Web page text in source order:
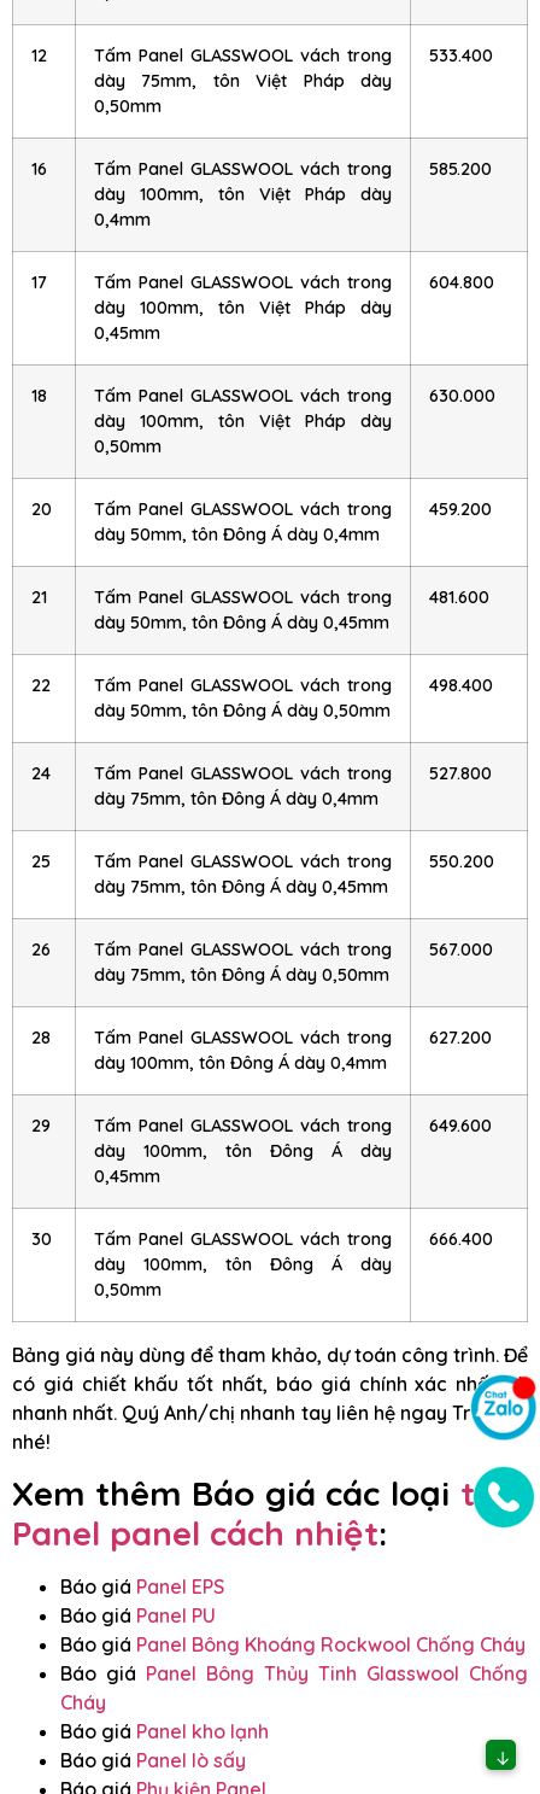
12
Tấm Panel GLASSWOOL vách trong
dày 75mm, tôn Việt Pháp dày
0,50mm
533.400
16
Tấm Panel GLASSWOOL vách trong
dày 100mm, tôn Việt Pháp dày
0,4mm
585.200
17
Tấm Panel GLASSWOOL vách trong
dày 100mm, tôn Việt Pháp dày
0,45mm
604.800
18
Tấm Panel GLASSWOOL vách trong
dày 100mm, tôn Việt Pháp dày
0,50mm
630.000
20
Tấm Panel GLASSWOOL vách trong
dày 50mm, tôn Đông Á dày 0,4mm
459.200
21
Tấm Panel GLASSWOOL vách trong
dày 50mm, tôn Đông Á dày 0,45mm
481.600
22
Tấm Panel GLASSWOOL vách trong
dày 50mm, tôn Đông Á dày 0,50mm
498.400
24
Tấm Panel GLASSWOOL vách trong
dày 75mm, tôn Đông Á dày 0,4mm
527.800
25
Tấm Panel GLASSWOOL vách trong
dày 75mm, tôn Đông Á dày 0,45mm
550.200
26
Tấm Panel GLASSWOOL vách trong
dày 75mm, tôn Đông Á dày 0,50mm
567.000
28
Tấm Panel GLASSWOOL vách trong
dày 100mm, tôn Đông Á dày 0,4mm
627.200
29
Tấm Panel GLASSWOOL vách trong
dày 100mm, tôn Đông Á dày
0,45mm
649.600
30
Tấm Panel GLASSWOOL vách trong
dày 100mm, tôn Đông Á dày
0,50mm
666.400
Bảng giá này dùng để tham khảo, dự toán công trình. Để
có giá chiết khấu tốt nhất, báo giá chính xác nhất và
nhanh nhất. Quý Anh/chị nhanh tay liên hệ ngay Triệu Hổ
nhé!
Xem thêm Báo giá các loại tấm
Panel panel cách nhiệt:
Báo giá Panel EPS
Báo giá Panel PU
Báo giá Panel Bông Khoáng Rockwool Chống Cháy
Báo giá Panel Bông Thủy Tinh Glasswool Chống
Cháy
Báo giá Panel kho lạnh
Báo giá Panel lò sấy
↓